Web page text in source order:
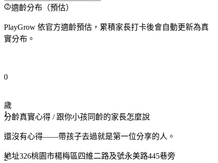
適齡分布（預估）
PlayGrow 依官方適齡預估，累積家長打卡後會自動更新為真
實分布。
0
1
2
歲
分齡真實心得 / 跟你小孩同齡的家長怎麼說
還沒有心得——帶孩子去過就是第一位分享的人。
地址326桃園市楊梅區四維二路及號永美路445巷旁